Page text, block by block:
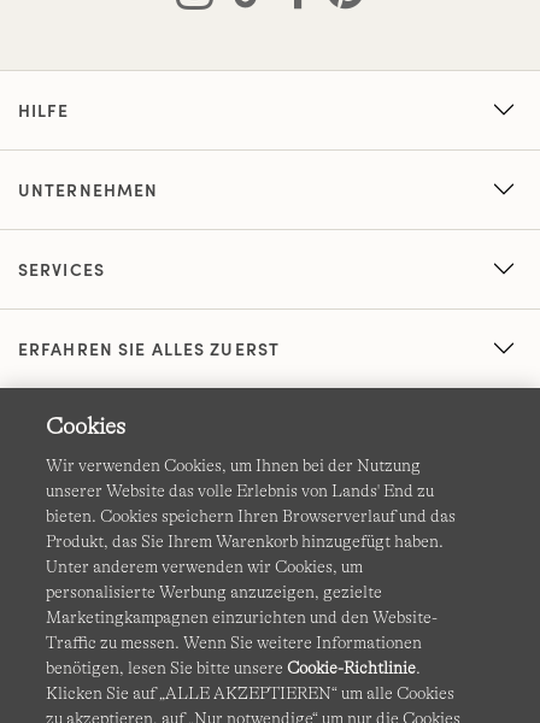
HILFE
UNTERNEHMEN
SERVICES
ERFAHREN SIE ALLES ZUERST
AGB Datenschutz & Sicherheit
Cookies Ich möchte auswählen Barrierefreiheit
Site Map Internationale Websites
Cookies
Wir verwenden Cookies, um Ihnen bei der Nutzung
unserer Website das volle Erlebnis von Lands' End zu
bieten. Cookies speichern Ihren Browserverlauf und das
Produkt, das Sie Ihrem Warenkorb hinzugefügt haben.
Unter anderem verwenden wir Cookies, um
personalisierte Werbung anzuzeigen, gezielte
Marketingkampagnen einzurichten und den Website-
Traffic zu messen. Wenn Sie weitere Informationen
benötigen, lesen Sie bitte unsereCookie-Richtlinie.
Klicken Sie auf „ALLE AKZEPTIEREN“ um alle Cookies
zu akzeptieren, auf „Nur notwendige“ um nur die Cookies